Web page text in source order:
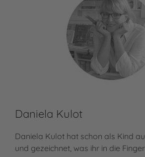
Daniela Kulot
Daniela Kulot hat schon als Kind
und gezeichnet, was ihr in die